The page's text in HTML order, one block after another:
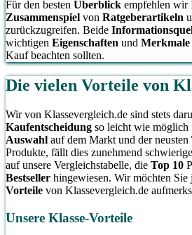
Für den besten Überblick empfehlen wir
Zusammenspiel von Ratgeberartikeln
zurückzugreifen. Beide
wichtigen Eigenschaften und Merkmale
Kauf beachten sollten.
Die vielen Vorteile von
Wir von Klassevergleich.de sind stets
Kaufentscheidung so leicht wie
Auswahl auf dem Markt und der neusten
Produkte, fällt dies zunehmend
auf unsere Vergleichstabelle, die Top 10
Bestseller hingewiesen. Wir möchten
Vorteile von Klassevergleich.de
Unsere Klasse-Vorteile